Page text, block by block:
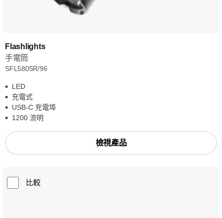
Flashlights
手電筒
SFL5805R/96
LED
充電式
USB-C 充電埠
1200 流明
檢視產品
比較